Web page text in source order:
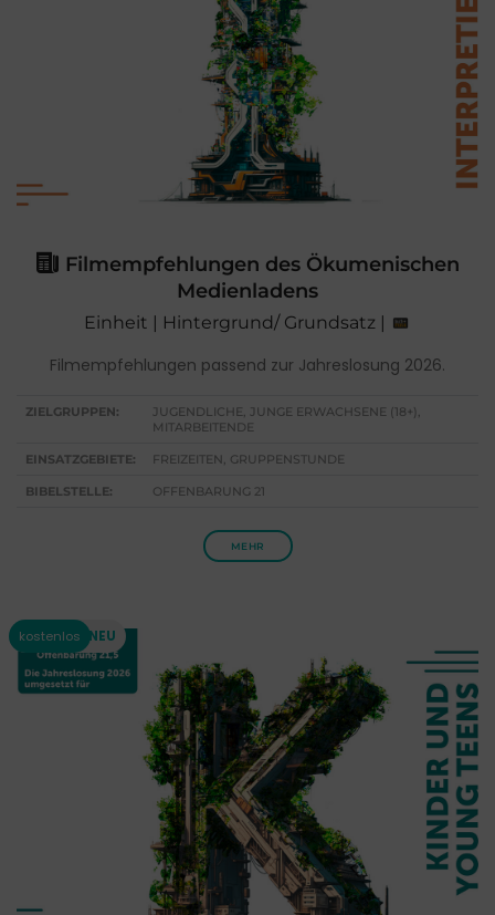
Filmempfehlungen des Ökumenischen
Medienladens
Einheit | Hintergrund/ Grundsatz |
Filmempfehlungen passend zur Jahreslosung 2026.
ZIELGRUPPEN:
JUGENDLICHE, JUNGE ERWACHSENE (18+),
MITARBEITENDE
EINSATZGEBIETE: FREIZEITEN, GRUPPENSTUNDE
BIBELSTELLE: OFFENBARUNG 21
MEHR